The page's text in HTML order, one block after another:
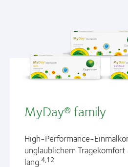
MyDay® family
High-Performance-
unglaublichem
lang.4,12